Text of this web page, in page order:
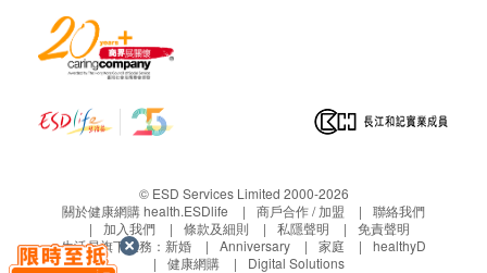
© ESD Services Limited 2000-2026
關於健康網購 health.ESDlife
商戶合作 / 加盟
聯絡我們
加入我們
條款及細則 私隱聲明
免責聲明
生活易旗下業務： 新婚 Anniversary 家庭
healthyD
健康網購
Digital Solutions